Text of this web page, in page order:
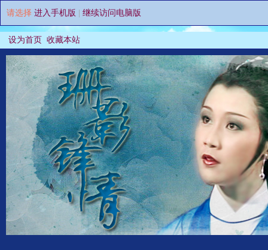
请选择 进入手机版 继续访问电脑版
设为首页 收藏本站